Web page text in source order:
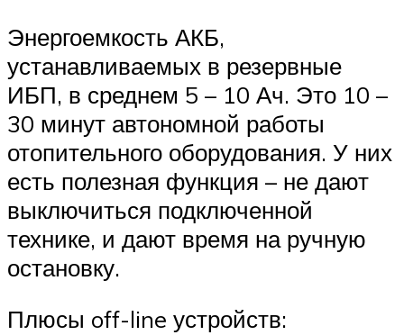
Энергоемкость АКБ,
устанавливаемых в резервные
ИБП, в среднем 5 – 10 Ач. Это 10 –
30 минут автономной работы
отопительного оборудования. У них
есть полезная функция – не дают
выключиться подключенной
технике, и дают время на ручную
остановку.
Плюсы off-line устройств: